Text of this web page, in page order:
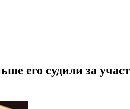
его судили за